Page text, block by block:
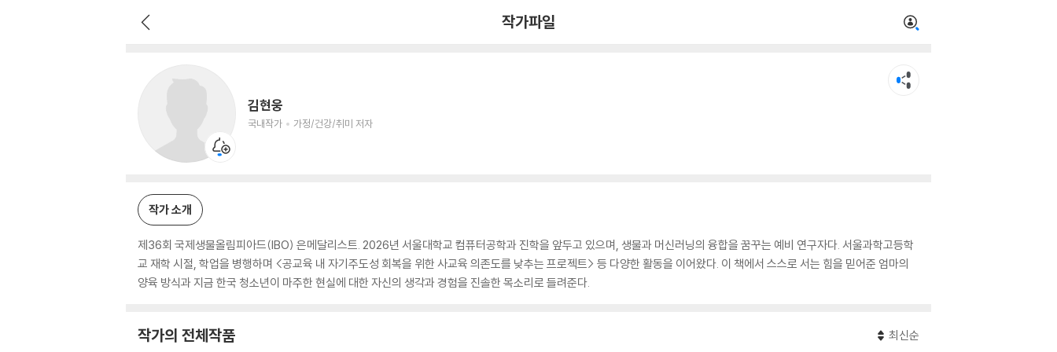
작가파일
김현웅
국내작가 가정/건강/취미 저자
작가 소개
제36회 국제생물올림피아드(IBO) 은메달리스트. 2026년 서울대학교 컴퓨터공학과 진학을 앞두고 있으며, 생물과 머신러닝의 융합을 꿈꾸는 예비 연구자다. 서울과학고등학
교 재학 시절, 학업을 병행하며 <공교육 내 자기주도성 회복을 위한 사교육 의존도를 낮추는 프로젝트> 등 다양한 활동을 이어왔다. 이 책에서 스스로 서는 힘을 믿어준 엄마의
양육 방식과 지금 한국 청소년이 마주한 현실에 대한 자신의 생각과 경험을 진솔한 목소리로 들려준다.
작가의 전체작품 최신순